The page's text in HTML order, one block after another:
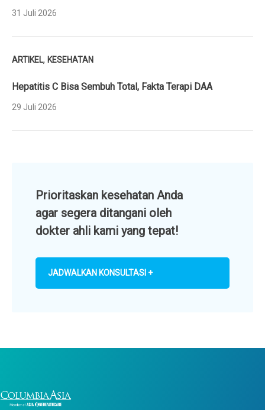
31 Juli 2026
ARTIKEL, KESEHATAN
Hepatitis C Bisa Sembuh Total, Fakta Terapi DAA
29 Juli 2026
Prioritaskan kesehatan Anda
agar segera ditangani oleh
dokter ahli kami yang tepat!
JADWALKAN KONSULTASI +